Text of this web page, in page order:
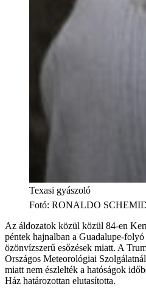
Texasi gyászoló
Fotó: RONALDO
Az áldozatok közül közül 84-en
péntek hajnalban a Guadalupe-
özönvízszerű esőzések miatt. A
Országos Meteorológiai
miatt nem észlelték a hatóságok
Ház határozottan elutasította.